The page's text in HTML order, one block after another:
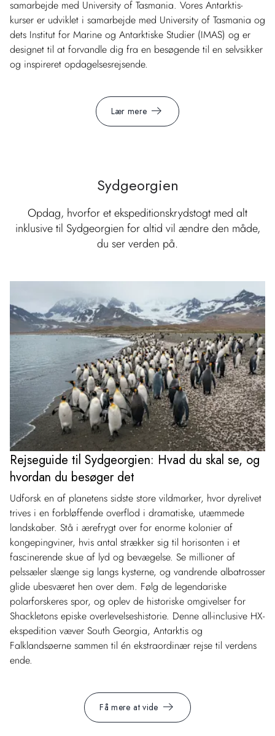
samarbejde med University of Tasmania. Vores Antarktis-
kurser er udviklet i samarbejde med University of Tasmania og
dets Institut for Marine og Antarktiske Studier (IMAS) og er
designet til at forvandle dig fra en besøgende til en selvsikker
og inspireret opdagelsesrejsende.
Lær mere
Sydgeorgien
Opdag, hvorfor et ekspeditionskrydstogt med alt
inklusive til Sydgeorgien for altid vil ændre den måde,
du ser verden på.
Rejseguide til Sydgeorgien: Hvad du skal se, og
hvordan du besøger det
Udforsk en af planetens sidste store vildmarker, hvor dyrelivet
trives i en forbløffende overflod i dramatiske, utæmmede
landskaber. Stå i ærefrygt over for enorme kolonier af
kongepingviner, hvis antal strækker sig til horisonten i et
fascinerende skue af lyd og bevægelse. Se millioner af
pelssæler slænge sig langs kysterne, og vandrende albatrosser
glide ubesværet hen over dem. Følg de legendariske
polarforskeres spor, og oplev de historiske omgivelser for
Shackletons episke overlevelseshistorie. Denne all-inclusive HX-
ekspedition væver South Georgia, Antarktis og
Falklandsøerne sammen til én ekstraordinær rejse til verdens
ende.
Få mere at vide